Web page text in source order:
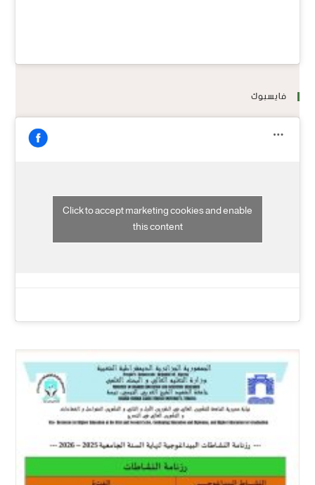
فايسبوك
Click to accept marketing cookies and enable
this content